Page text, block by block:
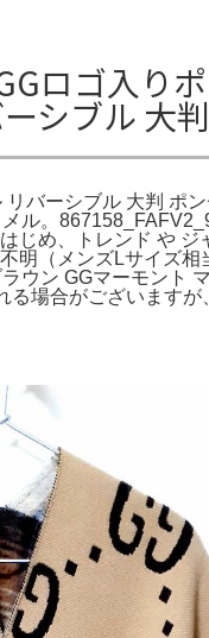
ロゴ入り
シブル 大
バーシブル 大判 ポ
メル‬。
じめ、トレンド や
明（メンズLサイズ
ン GGマーモント
場合がございます